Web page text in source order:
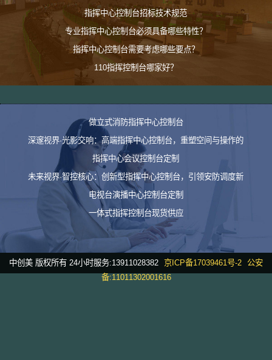
指挥中心控制台招标技术规范
专业指挥中心控制台必须具备哪些特性？
指挥中心控制台需要考虑哪些要点？
110指挥控制台哪家好？
做立式消防指挥中心控制台
深邃视界·光影交响：高端指挥中心控制台，重塑空间与操作的
指挥中心会议控制台定制
未来视界·智控核心：创新型指挥中心控制台，引领安防调度新
电视台演播中心控制台定制
一体式指挥控制台现货供应
中创美 版权所有 24小时服务:13911028382 京ICP备17039461号-2
公安
备:11011302001616